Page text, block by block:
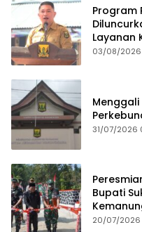
Program
Layanan
03/08/2026
31/07/2026
Bupati
20/07/2026